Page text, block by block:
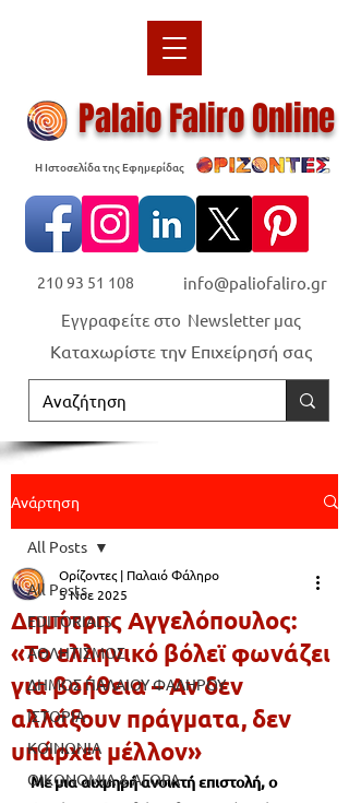
Palaio Faliro Online
Η Ιστοσελίδα της Εφημερίδας
210 93 51 108 info@paliofaliro.gr
Καταχωρίστε την Επιχείρησή σας
Εγγραφείτε στο Newsletter μας
Ανάρτηση
All Posts
EDITORIALS
ΑΘΛΗΤΙΣΜΟΣ
ΔΗΜΟΣ ΠΑΛΑΙΟΥ ΦΑΛΗΡΟΥ
ΙΣΤΟΡΙΑ
ΚΟΙΝΩΝΙΑ
ΟΙΚΟΝΟΜΙΑ & ΑΓΟΡΑ
All Posts
Δημήτρης Αγγελόπουλος:
«Το ελληνικό βόλεϊ φωνάζει
για βοήθεια – Αν δεν
αλλάξουν πράγματα, δεν
υπάρχει μέλλον»
Ορίζοντες | Παλαιό Φάληρο
5 Νοε 2025
Με μια αιχμηρή ανοικτή επιστολή, ο